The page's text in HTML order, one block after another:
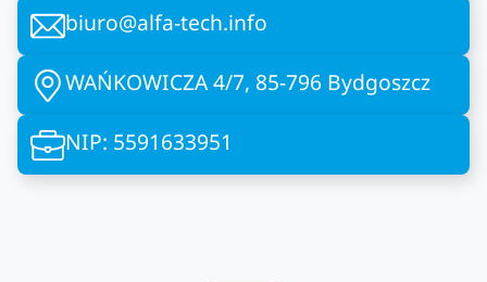
biuro@alfa-tech.info
WAŃKOWICZA 4/7, 85-796 Bydgoszcz
NIP: 5591633951